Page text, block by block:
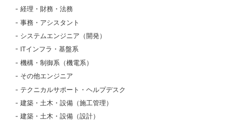
経理・財務・法務
事務・アシスタント
システムエンジニア（開発）
ITインフラ・基盤系
機構・制御系（機電系）
その他エンジニア
テクニカルサポート・ヘルプデスク
建築・土木・設備（施工管理）
建築・土木・設備（設計）